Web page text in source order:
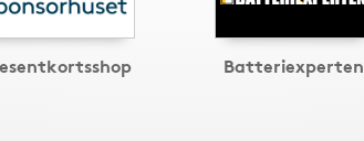
Batteriexperten